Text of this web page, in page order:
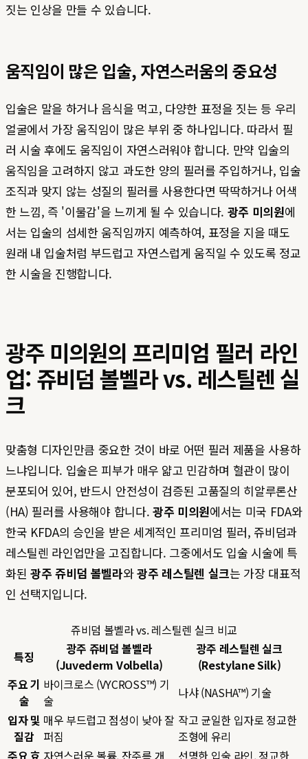
짓는 인상을 만들 수 있습니다.
움직임이 많은 입술, 자연스러움의 중요성
입술은 말을 하거나 음식을 먹고, 다양한 표정을 짓는 등 우리
얼굴에서 가장 움직임이 많은 부위 중 하나입니다. 따라서 필
러 시술 후에도 움직임이 자연스러워야 합니다. 만약 입술의
움직임을 고려하지 않고 과도한 양의 필러를 주입하거나, 입술
조직과 맞지 않는 성질의 필러를 사용한다면 딱딱하거나 어색
한 느낌, 즉 '이물감'을 느끼게 될 수 있습니다. 광주 미의원에
서는 입술의 섬세한 움직임까지 예측하여, 표정을 지을 때도
원래 내 입술처럼 부드럽고 자연스럽게 움직일 수 있도록 정교
한 시술을 진행합니다.
광주 미의원의 프리미엄 필러 라인
업: 쥬비덤 볼벨라 vs. 레스틸렌 실
크
맞춤형 디자인만큼 중요한 것이 바로 어떤 필러 제품을 사용하
느냐입니다. 입술은 피부가 매우 얇고 민감하며 혈관이 많이
분포되어 있어, 반드시 안전성이 검증된 고품질의 히알루론산
(HA) 필러를 사용해야 합니다. 광주 미의원에서는 미국 FDA와
한국 KFDA의 승인을 받은 세계적인 프리미엄 필러, 쥬비덤과
레스틸렌 라인업만을 고집합니다. 그중에서도 입술 시술에 특
화된광주 쥬비덤 볼벨라와광주 레스틸렌 실크는 가장 대표적
인 선택지입니다.
쥬비덤 볼벨라 vs. 레스틸렌 실크 비교
특징
광주 쥬비덤 볼벨라
(Juvederm Volbella)
광주 레스틸렌 실크
(Restylane Silk)
주요 기
술
바이크로스 (VYCROSS™) 기
술
나샤 (NASHA™) 기술
입자 및
질감
매우 부드럽고 점성이 낮아 잘
퍼짐
작고 균일한 입자로 정교한
조형에 유리